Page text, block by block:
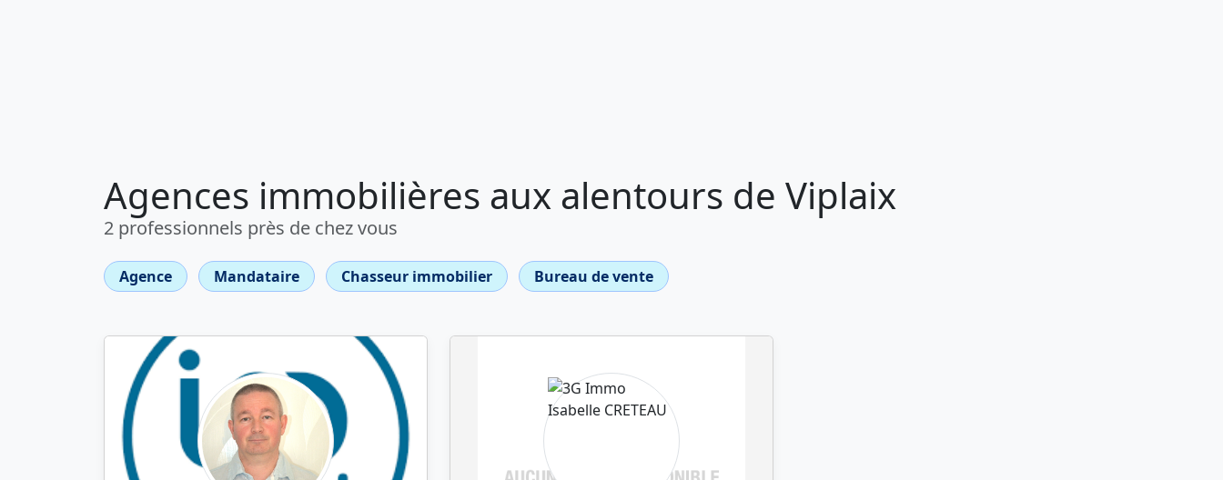
Agences immobilières aux alentours de Viplaix
2 professionnels près de chez vous
Agence Mandataire Chasseur immobilier Bureau de vente